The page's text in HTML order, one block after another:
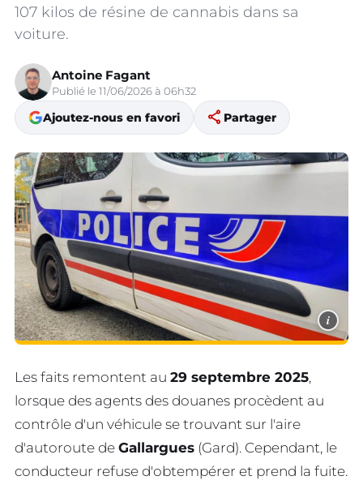
107 kilos de résine de cannabis dans sa
voiture.
Antoine Fagant
Publié le 11/06/2026 à 06h32
Ajoutez-nous en favori share Partager
i
Les faits remontent au 29 septembre 2025,
lorsque des agents des douanes procèdent au
contrôle d'un véhicule se trouvant sur l'aire
d'autoroute de Gallargues (Gard). Cependant, le
conducteur refuse d'obtempérer et prend la fuite.